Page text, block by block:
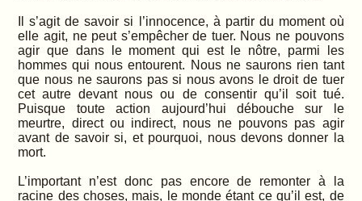
Il s’agit de savoir si l’innocence, à partir du moment où
elle agit, ne peut s’empêcher de tuer. Nous ne pouvons
agir que dans le moment qui est le nôtre, parmi les
hommes qui nous entourent. Nous ne saurons rien tant
que nous ne saurons pas si nous avons le droit de tuer
cet autre devant nous ou de consentir qu’il soit tué.
Puisque toute action aujourd’hui débouche sur le
meurtre, direct ou indirect, nous ne pouvons pas agir
avant de savoir si, et pourquoi, nous devons donner la
mort.
L’important n’est donc pas encore de remonter à la
racine des choses, mais, le monde étant ce qu’il est, de